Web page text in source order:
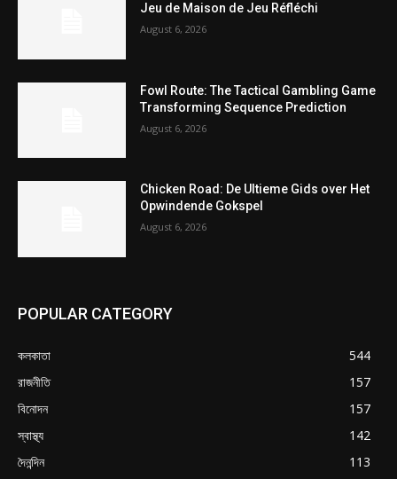
Jeu de Maison de Jeu Réfléchi
August 6, 2026
Fowl Route: The Tactical Gambling Game
Transforming Sequence Prediction
August 6, 2026
Chicken Road: De Ultieme Gids over Het
Opwindende Gokspel
August 6, 2026
POPULAR CATEGORY
কলকাতা
544
রাজনীতি
157
বিনোদন
157
স্বাস্থ্য
142
দৈনন্দিন
113